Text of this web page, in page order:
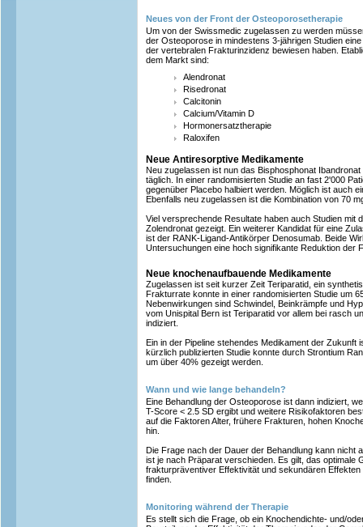
Neues von der Front der Osteoporosetherapie
Um von der Swissmedic zugelassen zu werden
der Osteoporose in mindestens 3-jährigen Studien
der vertebralen Frakturinzidenz bewiesen haben.
dem Markt sind:
Alendronat
Risedronat
Calcitonin
Calcium/Vitamin D
Hormonersatztherapie
Raloxifen
Neue Antiresorptive Medikamente
Neu zugelassen ist nun das Bisphosphonat
täglich. In einer randomisierten Studie an fast 2'000
gegenüber Placebo halbiert werden. Möglich ist auch
Ebenfalls neu zugelassen ist die Kombination von 70
Viel versprechende Resultate haben auch Studien mit
Zolendronat gezeigt. Ein weiterer Kandidat für eine
ist der RANK-Ligand-Antikörper Denosumab. Beide
Untersuchungen eine hoch signifikante Reduktion der
Neue knochenaufbauende Medikamente
Zugelassen ist seit kurzer Zeit Teriparatid, ein
Frakturrate konnte in einer randomisierten Studie um
Nebenwirkungen sind Schwindel, Beinkrämpfe und
vom Unispital Bern ist Teriparatid vor allem bei rasch
indiziert.
Ein in der Pipeline stehendes Medikament der Zukunft
kürzlich publizierten Studie konnte durch Strontium
um über 40% gezeigt werden.
Wann und wie lange behandeln?
Eine Behandlung der Osteoporose ist dann indiziert,
T-Score < 2.5 SD ergibt und weitere Risikofaktoren
auf die Faktoren Alter, frühere Frakturen, hohen
hin.
Die Frage nach der Dauer der Behandlung kann nicht
ist je nach Präparat verschieden. Es gilt, das optimale
frakturpräventiver Effektivität und sekundären
finden.
Monitoring während der Therapie
Es stellt sich die Frage, ob ein Knochendichte- und/